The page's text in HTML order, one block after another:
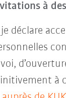
à
je déclare
à